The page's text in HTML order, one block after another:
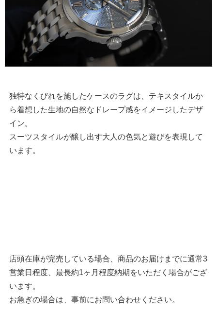
独特なくびれを施したケースのラグは、テキスタイルか
ら着想した生地の自然なドレープ感をイメージしたデザ
イン。
スーツスタイルが醸し出す大人の色気と遊びを表現して
います。
店頭在庫が完売している場合、商品のお届けまでに通常3
営業日程度、最長約1ヶ月程度納期をいただく場合がござ
います。
お急ぎの場合は、事前にお問い合わせください。